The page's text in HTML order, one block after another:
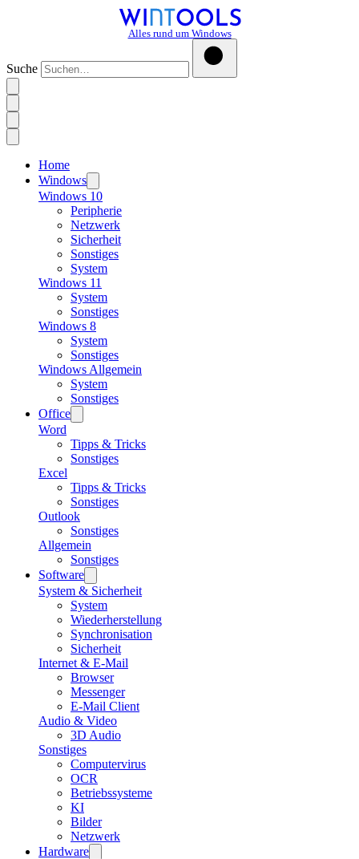
Alles rund um Windows
Suche
Home
Windows
Windows 10
Peripherie
Netzwerk
Sicherheit
Sonstiges
System
Windows 11
System
Sonstiges
Windows 8
System
Sonstiges
Windows Allgemein
System
Sonstiges
Office
Word
Tipps & Tricks
Sonstiges
Excel
Tipps & Tricks
Sonstiges
Outlook
Sonstiges
Allgemein
Sonstiges
Software
System & Sicherheit
System
Wiederherstellung
Synchronisation
Sicherheit
Internet & E-Mail
Browser
Messenger
E-Mail Client
Audio & Video
3D Audio
Sonstiges
Computervirus
OCR
Betriebssysteme
KI
Bilder
Netzwerk
Hardware